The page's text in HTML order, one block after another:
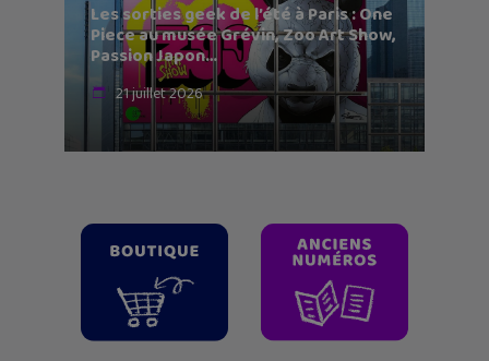
Les sorties geek de l’été à Paris : One
Piece au musée Grévin, Zoo Art Show,
Passion Japon…
21 juillet 2026